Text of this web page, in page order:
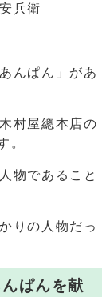
兵衛
んぱん」があ
村屋總本店の
。
物であること
りの人物だっ
ぱんを献